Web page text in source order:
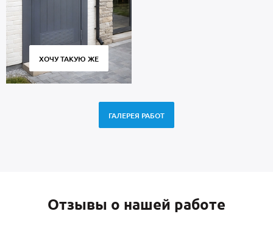
ХОЧУ ТАКУЮ ЖЕ
ГАЛЕРЕЯ РАБОТ
Отзывы о нашей работе